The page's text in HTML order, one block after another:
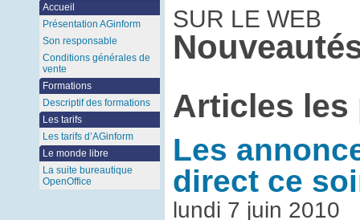
SUR LE WEB
Articles les
Les
direct ce
lundi 7 juin 2010
Accueil
Présentation AGinform
Son responsable
Conditions générales de
vente
Formations
Descriptif des formations
Les tarifs
Les tarifs d’AGinform
Le monde libre
La suite bureautique
OpenOffice